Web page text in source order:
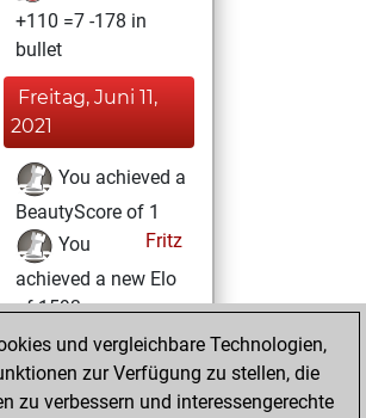
+110 =7 -178 in
bullet
Freitag, Juni 11,
2021
You achieved a
BeautyScore of 1
Fritz
You
achieved a new Elo
of 1593
Samstag, Juni 5,
2021
und vergleichbare Technologien,
zur Verfügung zu stellen, die
zu verbessern und interessengerechte